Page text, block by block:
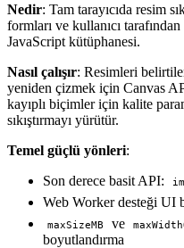
Nedir: Tam tarayıcıda resim
formları ve kullanıcı
JavaScript kütüphanesi.
Nasıl çalışır: Resimleri
yeniden çizmek için Canvas
kayıplı biçimler için kalite
sıkıştırmayı yürütür.
Temel güçlü yönleri:
Son derece basit API:
Web Worker desteği UI
maxSizeMB ve
boyutlandırma